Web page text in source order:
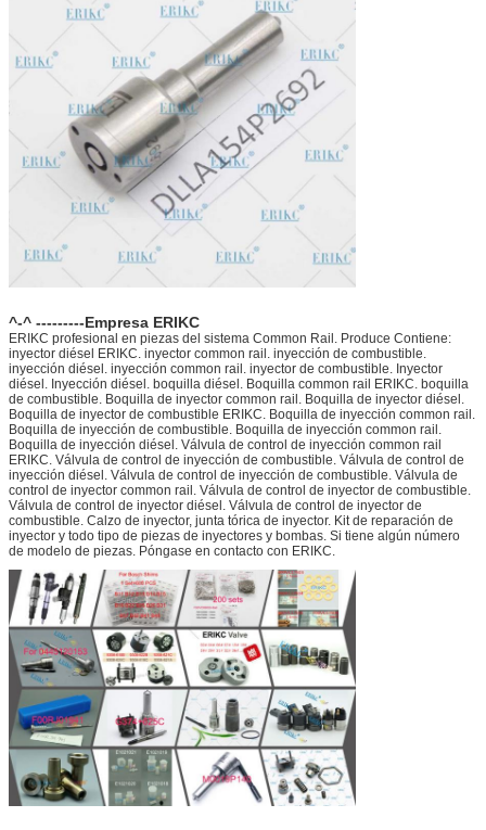
^-^ ---------Empresa ERIKC
ERIKC profesional en piezas del sistema Common Rail. Produce Contiene:
inyector diésel ERIKC. inyector common rail. inyección de combustible.
inyección diésel. inyección common rail. inyector de combustible. Inyector
diésel. Inyección diésel. boquilla diésel. Boquilla common rail ERIKC. boquilla
de combustible. Boquilla de inyector common rail. Boquilla de inyector diésel.
Boquilla de inyector de combustible ERIKC. Boquilla de inyección common rail.
Boquilla de inyección de combustible. Boquilla de inyección common rail.
Boquilla de inyección diésel. Válvula de control de inyección common rail
ERIKC. Válvula de control de inyección de combustible. Válvula de control de
inyección diésel. Válvula de control de inyección de combustible. Válvula de
control de inyector common rail. Válvula de control de inyector de combustible.
Válvula de control de inyector diésel. Válvula de control de inyector de
combustible. Calzo de inyector, junta tórica de inyector. Kit de reparación de
inyector y todo tipo de piezas de inyectores y bombas. Si tiene algún número
de modelo de piezas. Póngase en contacto con ERIKC.